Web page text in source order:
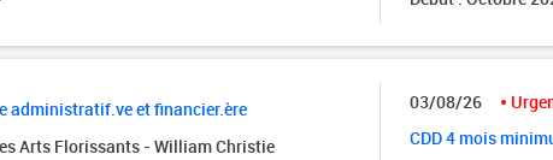
administratif.ve et financier.ère
Arts Florissants - William Christie
03/08/26
CDD 4 mois